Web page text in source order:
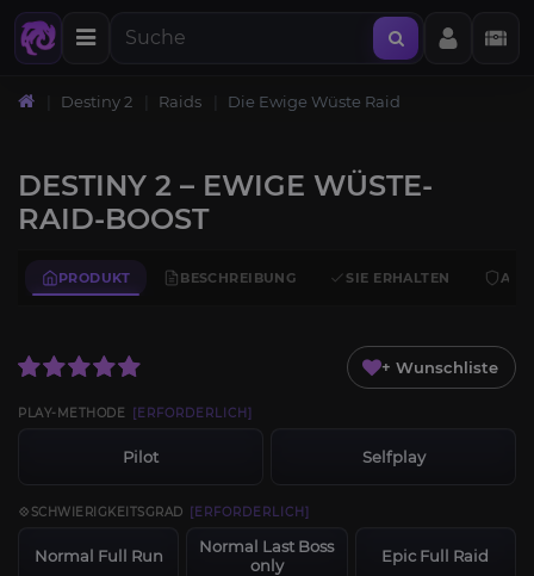
Destiny 2 Raids Die Ewige Wüste Raid
DESTINY 2 – EWIGE WÜSTE-
RAID-BOOST
PRODUKT BESCHREIBUNG SIE ERHALTEN
+ Wunschliste
PLAY-METHODE [ERFORDERLICH]
Pilot Selfplay
💠SCHWIERIGKEITSGRAD [ERFORDERLICH]
Normal Full Run
Normal Last Boss
only
Epic Full Raid